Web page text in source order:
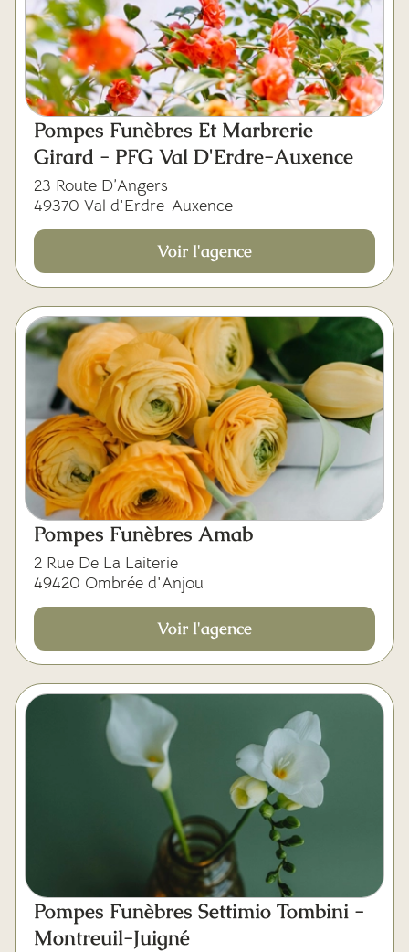
Pompes Funèbres Et Marbrerie
Girard - PFG Val D'Erdre-Auxence
23 Route D’Angers
49370 Val d'Erdre-Auxence
Voir l'agence
Pompes Funèbres Amab
2 Rue De La Laiterie
49420 Ombrée d'Anjou
Voir l'agence
Pompes Funèbres Settimio Tombini -
Montreuil-Juigné